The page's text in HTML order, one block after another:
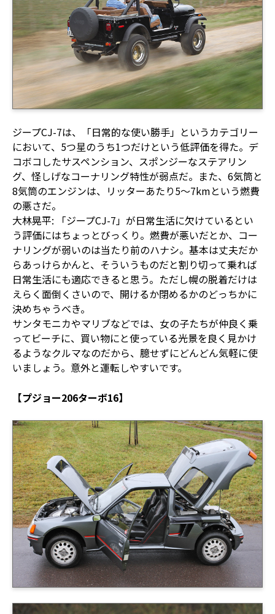
ジープCJ-7は、「日常的な使い勝手」というカテゴリー
において、5つ星のうち1つだけという低評価を得た。デ
コボコしたサスペンション、スポンジーなステアリン
グ、怪しげなコーナリング特性が弱点だ。また、6気筒と
8気筒のエンジンは、リッターあたり5～7kmという燃費
の悪さだ。
大林晃平: 「ジープCJ-7」が日常生活に欠けているとい
う評価にはちょっとびっくり。燃費が悪いだとか、コー
ナリングが弱いのは当たり前のハナシ。基本は丈夫だか
らあっけらかんと、そういうものだと割り切って乗れば
日常生活にも適応できると思う。ただし幌の脱着だけは
えらく面倒くさいので、開けるか閉めるかのどっちかに
決めちゃうべき。
サンタモニカやマリブなどでは、女の子たちが仲良く乗
ってビーチに、買い物にと使っている光景を良く見かけ
るようなクルマなのだから、臆せずにどんどん気軽に使
いましょう。意外と運転しやすいです。
【プジョー206ターボ16】